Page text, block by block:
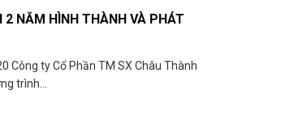
2 NĂM HÌNH THÀNH VÀ PHÁT
Công ty Cổ Phần TM SX Châu Thành
trình...